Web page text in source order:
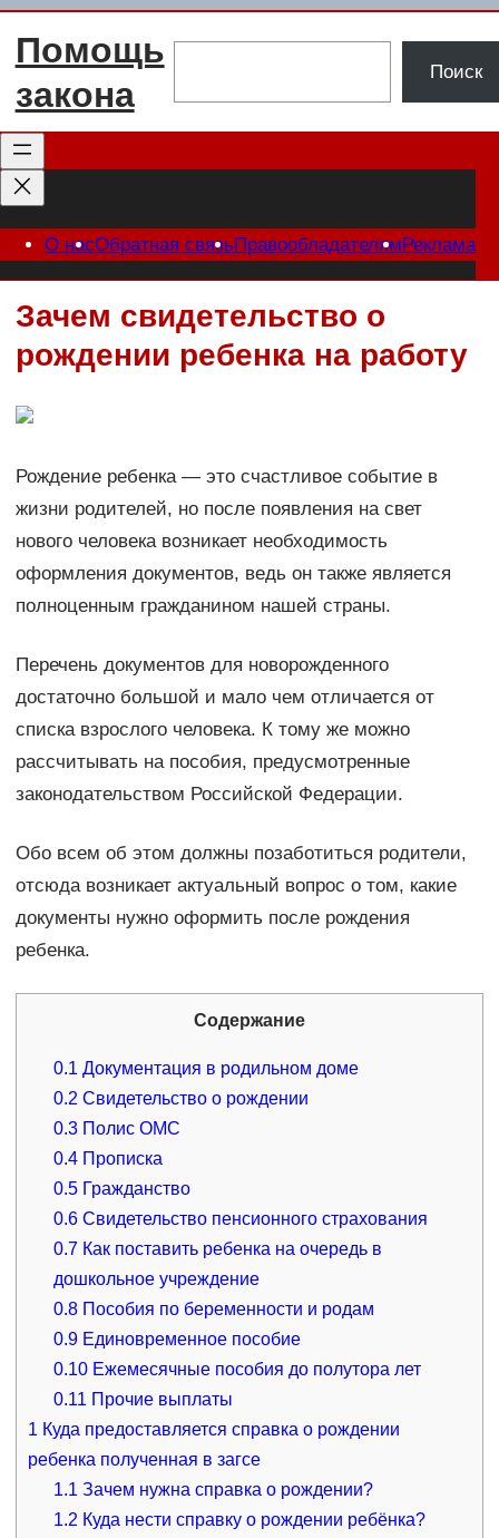
Перейти
Помощь
закона
Поиск
О насОбратная связьПравообладателямРеклама
Зачем свидетельство о
рождении ребенка на работу
Рождение ребенка — это счастливое событие в
жизни родителей, но после появления на свет
нового человека возникает необходимость
оформления документов, ведь он также является
полноценным гражданином нашей страны.
Перечень документов для новорожденного
достаточно большой и мало чем отличается от
списка взрослого человека. К тому же можно
рассчитывать на пособия, предусмотренные
законодательством Российской Федерации.
Обо всем об этом должны позаботиться родители,
отсюда возникает актуальный вопрос о том, какие
документы нужно оформить после рождения
ребенка.
Содержание
0.1 Документация в родильном доме
0.2 Свидетельство о рождении
0.3 Полис ОМС
0.4 Прописка
0.5 Гражданство
0.6 Свидетельство пенсионного страхования
0.7 Как поставить ребенка на очередь в
дошкольное учреждение
0.8 Пособия по беременности и родам
0.9 Единовременное пособие
0.10 Ежемесячные пособия до полутора лет
0.11 Прочие выплаты
1 Куда предоставляется справка о рождении
ребенка полученная в загсе
1.1 Зачем нужна справка о рождении?
1.2 Куда нести справку о рождении ребёнка?